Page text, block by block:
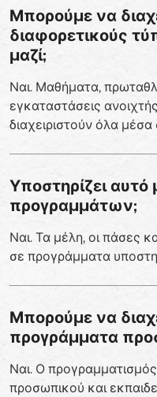
Μπορούμε να
διαφορετικούς
μαζί;
Ναι. Μαθήματα,
εγκαταστάσεις
διαχειριστούν όλα μέσα
Υποστηρίζει αυτό
προγραμμάτων;
Ναι. Τα μέλη, οι πάσες
σε προγράμματα
Μπορούμε να
προγράμματα
Ναι. Ο
προσωπικού και